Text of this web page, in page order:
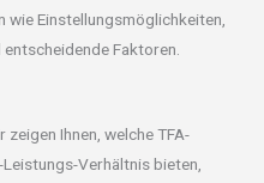
Einstellungsmöglichkeiten,
Faktoren.
Ihnen, welche TFA-
Verhältnis bieten,